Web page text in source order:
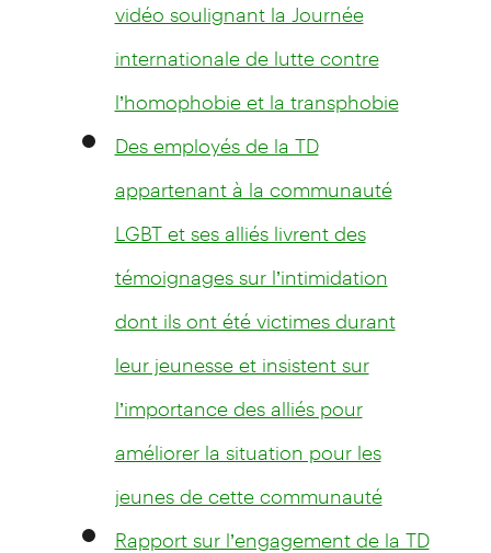
vidéo soulignant la Journée
internationale de lutte contre
l’homophobie et la transphobie
Des employés de la TD
appartenant à la communauté
LGBT et ses alliés livrent des
témoignages sur l’intimidation
dont ils ont été victimes durant
leur jeunesse et insistent sur
l’importance des alliés pour
améliorer la situation pour les
jeunes de cette communauté
Rapport sur l’engagement de la TD